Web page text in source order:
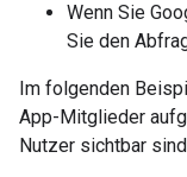
Wenn Sie
Sie den
Im folgenden
App-Mitglieder
Nutzer sichtbar